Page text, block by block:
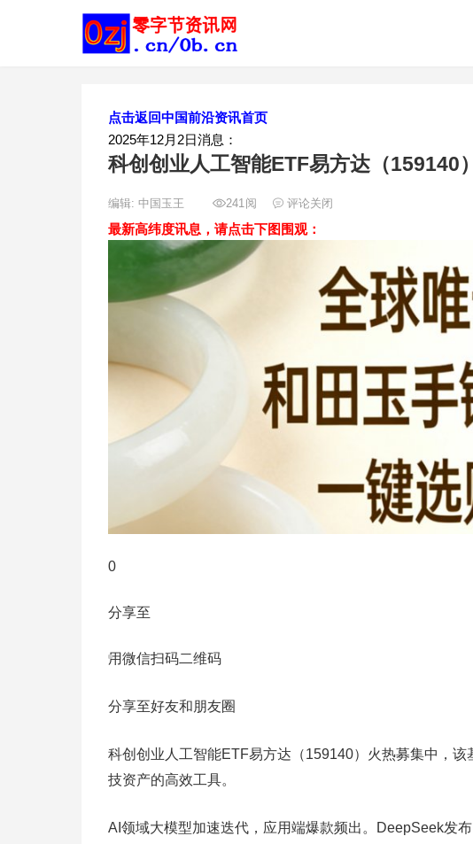
点击返回中国前沿资讯首页
2025年12月2日消息：
科创创业人工智能ETF易方达（159140
编辑: 中国玉王 241阅 评论关闭
最新高纬度讯息，请点击下图围观：
0
分享至
用微信扫码二维码
分享至好友和朋友圈
科创创业人工智能ETF易方达（159140）火热募集中，
技资产的高效工具。
AI领域大模型加速迭代，应用端爆款频出。DeepSeek发